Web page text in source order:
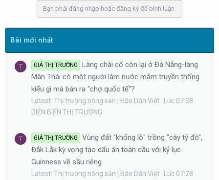
y
Bạn phải đăng nhập hoặc đăng ký để bình luận.
Bài mới nhất
T GIÁ THỊ TRƯỜNG
Làng chài cổ còn lại ở Đà Nẵng-làng
Mân Thái có một người làm nước mắm truyền thống
kiểu gì mà bán ra "chợ quốc tế"?
Latest: Thị trường nông sản | Báo Dân Việt
Lúc 07:28
DIỄN BIẾN THỊ TRƯỜNG
T GIÁ THỊ TRƯỜNG
Vùng đất "khổng lồ" trồng "cây tỷ đô",
Đắk Lắk kỳ vọng tạo dấu ấn toàn cầu với kỷ lục
Guinness về sầu riêng
Latest: Thị trường nông sản | Báo Dân Việt
Lúc 07:28